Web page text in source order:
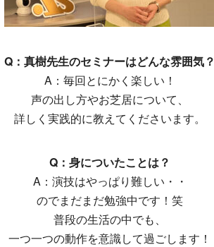
Q：真樹先生のセミナーはどんな雰囲気？
A：毎回とにかく楽しい！
声の出し方やお芝居について、
詳しく実践的に教えてくださいます。
Q：身についたことは？
A：演技はやっぱり難しい・・
のでまだまだ勉強中です！笑
普段の生活の中でも、
一つ一つの動作を意識して過ごします！